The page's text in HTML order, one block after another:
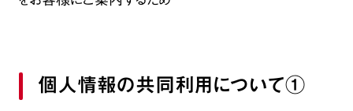
個人情報の共同利用について①